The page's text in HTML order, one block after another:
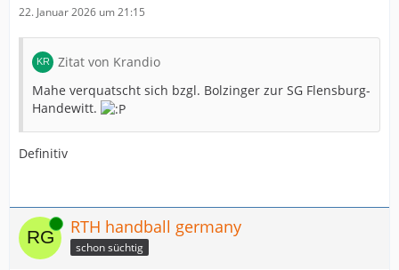
22. Januar 2026 um 21:15
Zitat von Krandio
Mahe verquatscht sich bzgl. Bolzinger zur SG Flensburg-
Handewitt.
Definitiv
Online RTH handball germany
schon süchtig